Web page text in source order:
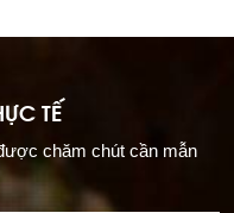
TẾ
chăm chút cần mẫn